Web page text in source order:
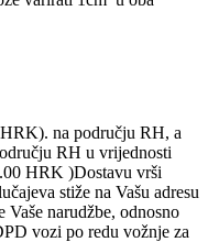
na području RH, a
RH u vrijednosti
HRK )Dostavu vrši
stiže na Vašu adresu
narudžbe, odnosno
vozi po redu vožnje za